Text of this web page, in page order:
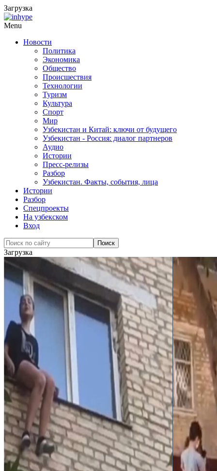
Загрузка
Menu
Новости
Политика
Экономика
Общество
Происшествия
Технологии
Туризм
Культура
Спорт
Мир
Узбекистан и Китай: ключи от будущего
Узбекистан - Россия: диалог партнеров
Аудио
Истории
Пресс-релизы
Разбор
Узбекистан. Факты, события, лица
Истории
Разбор
Спецпроекты
На узбекском
Вход
Загрузка